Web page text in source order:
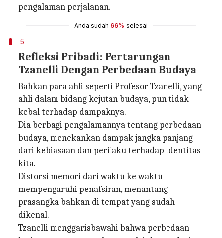
pengalaman perjalanan.
Anda sudah 66% selesai
5
Refleksi Pribadi: Pertarungan
Tzanelli Dengan Perbedaan Budaya
Bahkan para ahli seperti Profesor Tzanelli, yang
ahli dalam bidang kejutan budaya, pun tidak
kebal terhadap dampaknya.
Dia berbagi pengalamannya tentang perbedaan
budaya, menekankan dampak jangka panjang
dari kebiasaan dan perilaku terhadap identitas
kita.
Distorsi memori dari waktu ke waktu
mempengaruhi penafsiran, menantang
prasangka bahkan di tempat yang sudah
dikenal.
Tzanelli menggarisbawahi bahwa perbedaan